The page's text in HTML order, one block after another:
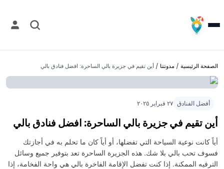
الصفحة الرئيسية / مدونتنا / أين تقيم في جزيرة بالي الساحرة: افضل فنادق بالي
أفضل الفنادق ٢٧ فبراير ٢٠٢٥
أين تقيم في جزيرة بالي الساحرة: افضل فنادق بالي
أياً كانت نوعية السياحة التي تفضلها، أو أياً كان ما تحلم به في أجازتك
فسوف تحب بالي بلا شك. هذه الجزيرة الساحرة تعد بتوفير جميع وسائل
الترفيه الممكنة. إذا كنت تفضل الإقامة الفاخرة بالي هي واحة الفخامة، إذا